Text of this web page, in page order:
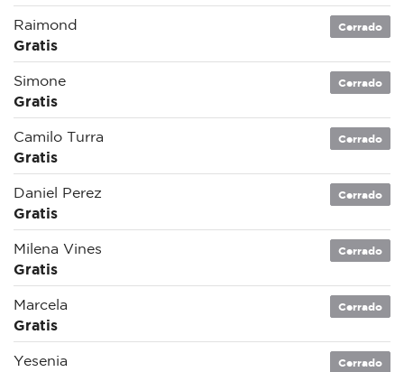
Raimond
Gratis
Cerrado
Simone
Gratis
Cerrado
Camilo Turra
Gratis
Cerrado
Daniel Perez
Gratis
Cerrado
Milena Vines
Gratis
Cerrado
Marcela
Gratis
Cerrado
Yesenia
Cerrado